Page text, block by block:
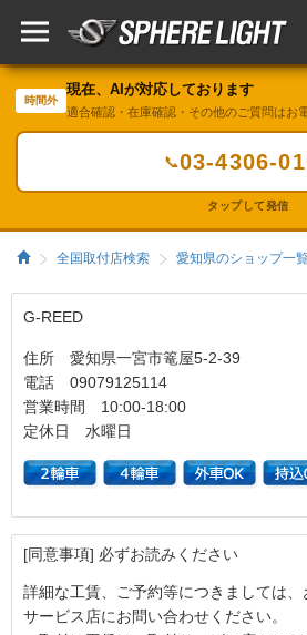
時間外
現在、AIが対応しております
適合確認・在庫確認・その他のご質問はお
📞03-4306-
タップして発信
全国取付店検索 愛知県のショップ一
G-REED
住所 愛知県一宮市篭屋5-2-39
電話 09079125114
営業時間 10:00-18:00
定休日 水曜日
[同意事項] 必ずお読みください
詳細な工賃、ご予約等につきましては
サービス店にお問い合わせください。